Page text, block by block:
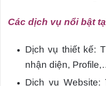
Các dịch vụ nổi bật
Dịch vụ thiết kế:
nhận diện,
Dịch vụ Website: